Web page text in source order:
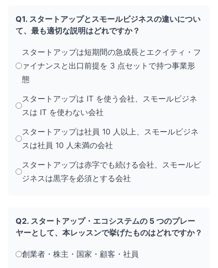
Q1. スタートアップとスモールビジネスの違いについ
て、最も適切な説明はどれですか？
スタートアップは短期間の急成長とエクイティ・フ
ァイナンスと出口前提を 3 点セットで持つ事業形
態
スタートアップは IT を使う会社、スモールビジネ
スは IT を使わない会社
スタートアップは社員 10 人以上、スモールビジネ
スは社員 10 人未満の会社
スタートアップは赤字でも続ける会社、スモールビ
ジネスは黒字を必須とする会社
Q2. スタートアップ・エコシステムの 5 つのプレー
ヤーとして、本レッスンで挙げたものはどれですか？
創業者・株主・国家・顧客・社員